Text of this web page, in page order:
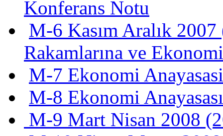
Konferans Notu
M-6 Kasım Aralık
Rakamlarına ve
M-7 Ekonomi Anayasasi
M-8 Ekonomi
M-9 Mart Nisan 2008